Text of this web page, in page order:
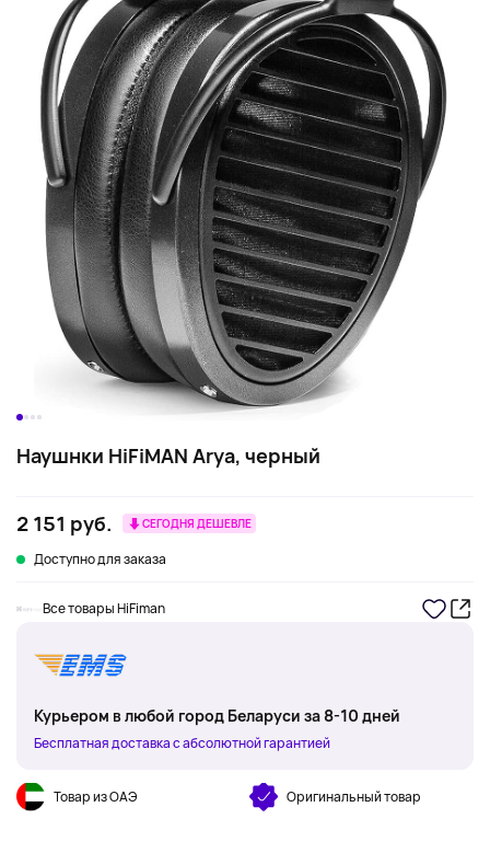
Наушнки HiFiMAN Arya, черный
2 151 руб. СЕГОДНЯ ДЕШЕВЛЕ
Доступно для заказа
Все товары HiFiman
Курьером в любой город Беларуси за 8-10 дней
Бесплатная доставка с абсолютной гарантией
Товар из ОАЭ Оригинальный товар